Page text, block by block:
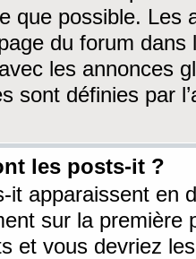
que possible. Les
du forum dans
les annonces
sont définies par
les posts-it ?
it apparaissent en
sur la première
et vous devriez